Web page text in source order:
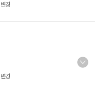
변경
변경